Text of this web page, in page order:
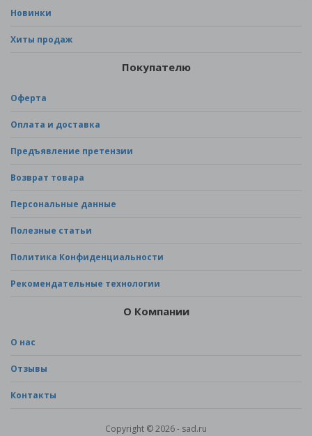
Новинки
Хиты продаж
Покупателю
Оферта
Оплата и доставка
Предъявление претензии
Возврат товара
Персональные данные
Полезные статьи
Политика Конфиденциальности
Рекомендательные технологии
О Компании
О нас
Отзывы
Контакты
Copyright © 2026 - sad.ru